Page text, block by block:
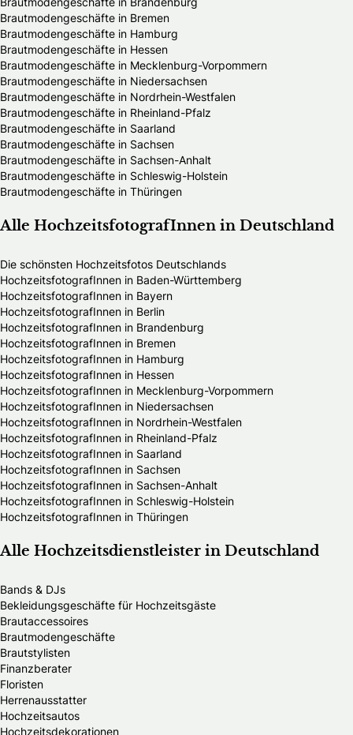
Brautmodengeschäfte in Bremen
Brautmodengeschäfte in Hamburg
Brautmodengeschäfte in Hessen
Brautmodengeschäfte in Mecklenburg-Vorpommern
Brautmodengeschäfte in Niedersachsen
Brautmodengeschäfte in Nordrhein-Westfalen
Brautmodengeschäfte in Rheinland-Pfalz
Brautmodengeschäfte in Saarland
Brautmodengeschäfte in Sachsen
Brautmodengeschäfte in Sachsen-Anhalt
Brautmodengeschäfte in Schleswig-Holstein
Brautmodengeschäfte in Thüringen
Alle HochzeitsfotografInnen in Deutschland
Die schönsten Hochzeitsfotos Deutschlands
HochzeitsfotografInnen in Baden-Württemberg
HochzeitsfotografInnen in Bayern
HochzeitsfotografInnen in Berlin
HochzeitsfotografInnen in Brandenburg
HochzeitsfotografInnen in Bremen
HochzeitsfotografInnen in Hamburg
HochzeitsfotografInnen in Hessen
HochzeitsfotografInnen in Mecklenburg-Vorpommern
HochzeitsfotografInnen in Niedersachsen
HochzeitsfotografInnen in Nordrhein-Westfalen
HochzeitsfotografInnen in Rheinland-Pfalz
HochzeitsfotografInnen in Saarland
HochzeitsfotografInnen in Sachsen
HochzeitsfotografInnen in Sachsen-Anhalt
HochzeitsfotografInnen in Schleswig-Holstein
HochzeitsfotografInnen in Thüringen
Alle Hochzeitsdienstleister in Deutschland
Bands & DJs
Bekleidungsgeschäfte für Hochzeitsgäste
Brautaccessoires
Brautmodengeschäfte
Brautstylisten
Finanzberater
Floristen
Herrenausstatter
Hochzeitsautos
Hochzeitsdekorationen